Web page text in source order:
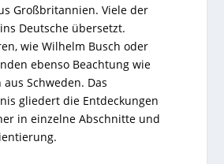
Großbritannien. Viele der
Deutsche übersetzt.
wie Wilhelm Busch oder
ebenso Beachtung wie
Schweden. Das
gliedert die Entdeckungen
in einzelne Abschnitte und